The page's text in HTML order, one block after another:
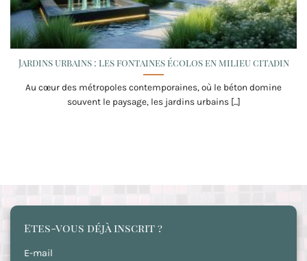
Jardins urbains : les fontaines écolos en milieu citadin
Au cœur des métropoles contemporaines, où le béton domine
souvent le paysage, les jardins urbains [...]
Etes-vous déjà inscrit ?
E-mail